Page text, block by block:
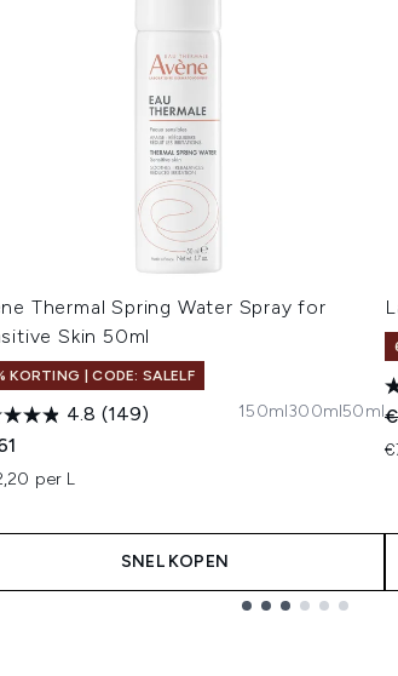
Thermal Spring Water Spray for
Skin 50ml
KORTING | CODE: SALELF
4.8 (149)
per L
150ml300ml50ml
SNEL KOPEN